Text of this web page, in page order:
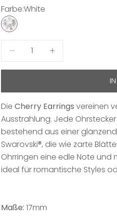
Farbe:White
White
Anzahl verringernAnzahl erhöhen
Die Cherry Earrings vereinen
Ausstrahlung. Jede
bestehend aus einer
Swarovski®, die wie zarte
Ohrringen eine edle Note und
ideal für romantische Styles
Maße: 17mm